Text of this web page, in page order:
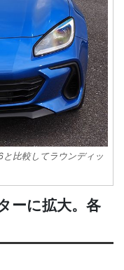
比較してラウンディッ
ーに拡大。各